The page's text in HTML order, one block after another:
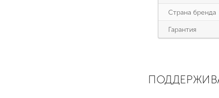
Страна бренда
Гарантия